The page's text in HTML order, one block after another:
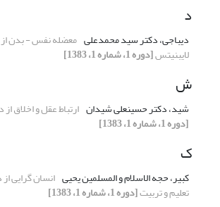
د
دیباجی، دکتر سید محمدعلی معضله نفس - بدن از
لایبنیتس[دوره 1، شماره 1، 1383]
ش
شید، دکتر حسینعلی شیدان ارتباط عقل و اخلاق
[دوره 1، شماره 1، 1383]
ک
کبیر، حجه الاسلام و المسلمین یحیی انسان گرایی
تعلیم و تربیت[دوره 1، شماره 1، 1383]